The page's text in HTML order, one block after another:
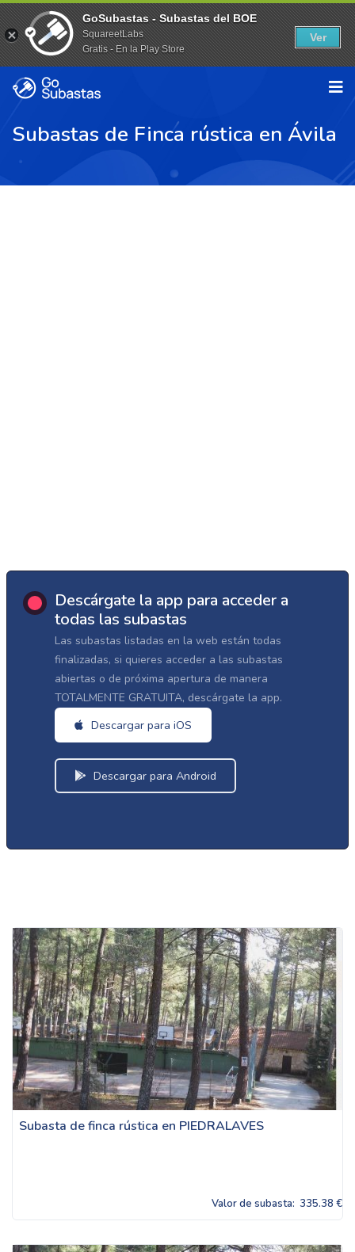
Subastas de Finca rústica en Ávila
Descárgate la app para acceder a
todas las subastas
Las subastas listadas en la web están todas
finalizadas, si quieres acceder a las subastas
abiertas o de próxima apertura de manera
TOTALMENTE GRATUITA, descárgate la app.
Descargar para iOS
Descargar para Android
Subasta de finca rústica en PIEDRALAVES
Valor de subasta: 335.38 €
GoSubastas - Subastas del BOE
SquareetLabs
Gratis - En la Play Store
Ver